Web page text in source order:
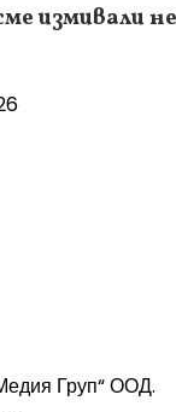
измивали
Груп“ ООД.